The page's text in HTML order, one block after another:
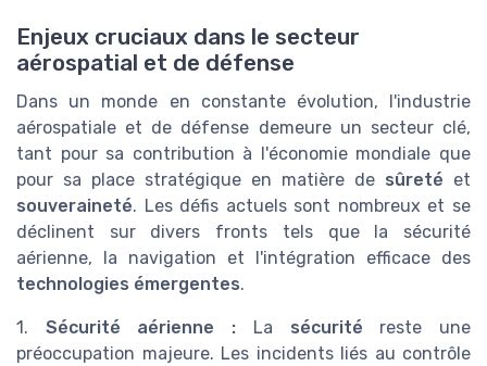
Enjeux cruciaux dans le secteur
aérospatial et de défense
Dans un monde en constante évolution, l'industrie
aérospatiale et de défense demeure un secteur clé,
tant pour sa contribution à l'économie mondiale que
pour sa place stratégique en matière de sûreté et
souveraineté. Les défis actuels sont nombreux et se
déclinent sur divers fronts tels que la sécurité
aérienne, la navigation et l'intégration efficace des
technologies émergentes.
1. Sécurité aérienne : La sécurité reste une
préoccupation majeure. Les incidents liés au contrôle